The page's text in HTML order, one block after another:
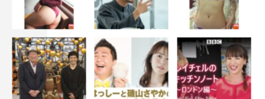
＜スタッフ＞
原作：永井三郎（コミックBe「スメルズ ライク グリーン
スピリット」／ふゅーじょんぷろだくと 刊）
監督：澤田育子
脚本：新井友香
制作プロダクション：スタジオブルー